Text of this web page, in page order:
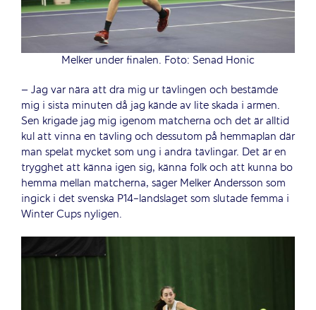
Melker under finalen. Foto: Senad Honic
– Jag var nära att dra mig ur tävlingen och bestämde
mig i sista minuten då jag kände av lite skada i armen.
Sen krigade jag mig igenom matcherna och det är alltid
kul att vinna en tävling och dessutom på hemmaplan där
man spelat mycket som ung i andra tävlingar. Det är en
trygghet att känna igen sig, känna folk och att kunna bo
hemma mellan matcherna, säger Melker Andersson som
ingick i det svenska P14-landslaget som slutade femma i
Winter Cups nyligen.